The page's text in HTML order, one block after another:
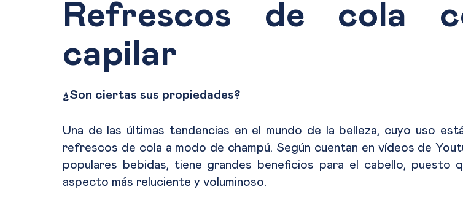
Refrescos de cola
capilar
¿Son ciertas sus propiedades?
Una de las últimas tendencias en el mundo de la belleza, cuyo uso
refrescos de cola a modo de champú. Según cuentan en vídeos de
populares bebidas, tiene grandes beneficios para el cabello, puesto
aspecto más reluciente y voluminoso.